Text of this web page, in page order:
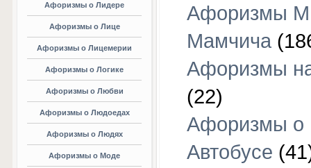
Афоризмы о Лидере
Афоризмы о Лице
Афоризмы о Лицемерии
Афоризмы о Логике
Афоризмы о Любви
Афоризмы о Людоедах
Афоризмы о Людях
Афоризмы о Моде
Афоризмы
Мамчича
Афоризмы
(22)
Афоризмы о
Автобусе